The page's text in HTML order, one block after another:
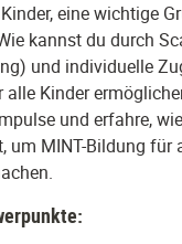
eine wichtige
kannst du durch
und individuelle
alle Kinder
und erfahre,
um MINT-Bildung für